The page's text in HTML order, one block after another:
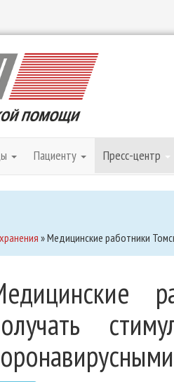
Пациенту Пресс-центр
»Медицинские работники